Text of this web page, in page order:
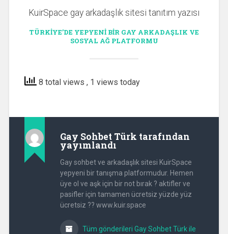
KuirSpace gay arkadaşlık sitesi tanıtım yazısı
TÜRKIYE’DE YEPYENI BIR GAY ARKADAŞLIK VE
SOSYAL AĞ PLATFORMU
8 total views , 1 views today
Gay Sohbet Türk tarafından
yayımlandı
Gay sohbet ve arkadaşlık sitesi KuirSpace
yepyeni bir tanışma platformudur. Hemen
üye ol ve aşk için bir not bırak ? aktifler ve
pasifler için tamamen ücretsiz yüzde yüz
ücretsiz ?? www.kuir.space
Tüm gönderileri Gay Sohbet Türk ile